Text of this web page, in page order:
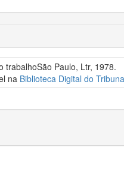
trabalhoSão Paulo, Ltr, 1978.
na Biblioteca Digital do